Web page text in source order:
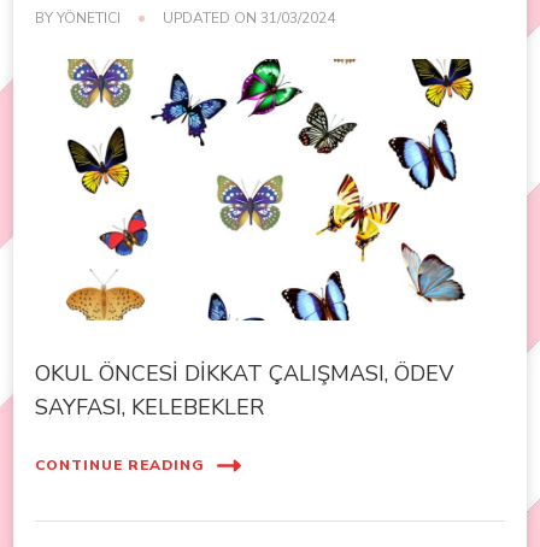
BYYÖNETICI UPDATED ON 31/03/2024
OKUL ÖNCESİ DİKKAT ÇALIŞMASI, ÖDEV
SAYFASI, KELEBEKLER
CONTINUE READING